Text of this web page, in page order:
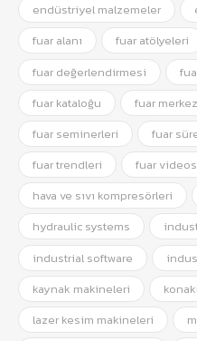
endüstriyel malzemeler
fuar alanı
fuar atölyeleri
fuar değerlendirmesi
fuar kataloğu
fuar
fuar seminerleri
fuar
fuar trendleri
fuar
hava ve sıvı kompresörleri
hydraulic systems
industrial software
kaynak makineleri
lazer kesim makineleri